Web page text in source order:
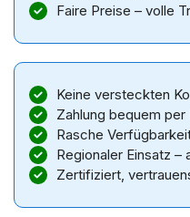
Faire Preise – volle
Keine versteckten
Zahlung bequem
Rasche
Regionaler Einsatz –
Zertifiziert,